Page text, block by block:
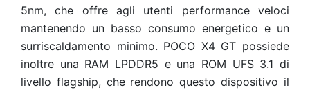
5nm, che offre agli utenti performance veloci
mantenendo un basso consumo energetico e un
surriscaldamento minimo. POCO X4 GT possiede
inoltre una RAM LPDDR5 e una ROM UFS 3.1 di
livello flagship, che rendono questo dispositivo il